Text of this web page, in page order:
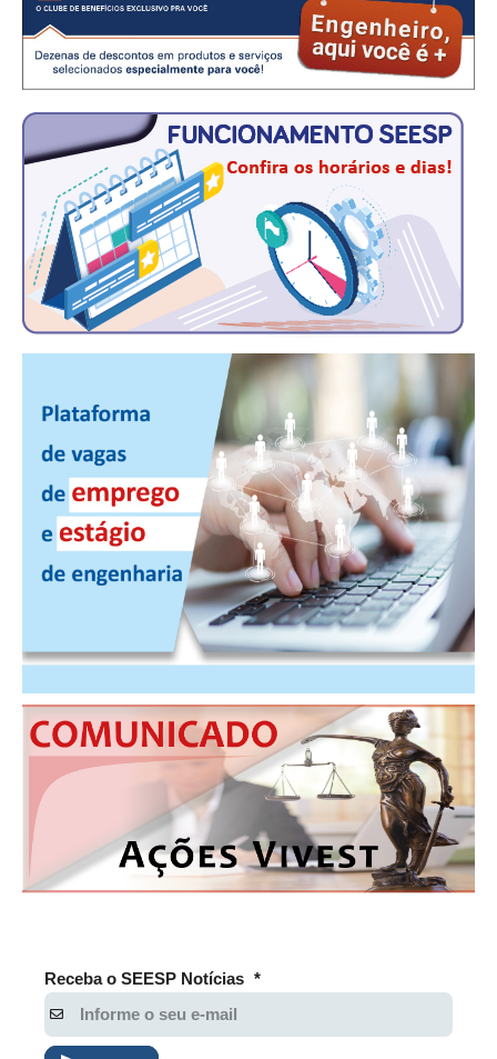
NOTÍCIAS NO WHATSAPP
FOTOS
PUBLICIDADE
MANUAL DE REDAÇÃO
RELEASES
CONTATO
CADASTRO
ATUALIZAÇÃO CADASTRAL
NÚCLEO JOVEM
Receba o SEESP Notícias *